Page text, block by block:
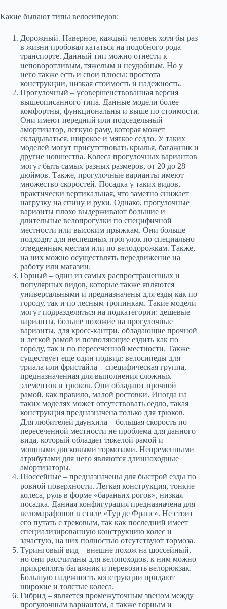
Какие бывают типы велосипедов:
Дорожный. Наверное, каждый человек хотя бы раз
в жизни пробовал кататься на подобного рода
транспорте. Данный тип можно отнести к
неповоротливым, тяжелым и неудобным. Но у
него также есть и свои плюсы: простота
конструкции, низкая стоимость и надежность.
Прогулочный – усовершенствованная версия
вышеописанного типа. Данные модели более
комфортны, функциональны и выше по стоимости.
Они имеют передний или подседельный
амортизатор, легкую раму, которая может
складываться, широкое и мягкое седло. У таких
моделей могут присутствовать крылья, багажник и
другие новшества. Колеса прогулочных вариантов
могут быть самых разных размеров, от 20 до 28
дюймов. Также, прогулочные варианты имеют
множество скоростей. Посадка у таких видов,
практически вертикальная, что заметно снижает
нагрузку на спину и руки. Однако, прогулочные
варианты плохо выдерживают большие и
длительные велопрогулки по специфичной
местности или высоким прыжкам. Они больше
подходят для неспешных прогулок по специально
отведенным местам или по велодорожкам. Также,
на них можно осуществлять передвижение на
работу или магазин.
Горный – один из самых распространенных и
популярных видов, которые также являются
универсальными и предназначены для езды как по
городу, так и по лесным тропинкам. Такие модели
могут подразделяться на подкатегории: дешевые
варианты, больше похожие на прогулочные
варианты, для кросс-кантри, обладающие прочной
и легкой рамой и позволяющие ездить как по
городу, так и по пересеченной местности. Также
существует еще один подвид: велосипеды для
триала или фристайла – специфическая группа,
предназначенная для выполнения сложных
элементов и трюков. Они обладают прочной
рамой, как правило, малой ростовки. Иногда на
таких моделях может отсутствовать седло, такая
конструкция предназначена только для трюков.
Для любителей даунхила – большая скорость по
пересеченной местности не проблема для данного
вида, который обладает тяжелой рамой и
мощными дисковыми тормозами. Непременными
атрибутами для него являются длинноходные
амортизаторы.
Шоссейные – предназначены для быстрой езды по
ровной поверхности. Легкая конструкция, тонкие
колеса, руль в форме «бараньих рогов», низкая
посадка. Данная конфигурация предназначена для
веломарафонов в стиле «Тур де Франс». Не стоит
его путать с трековым, так как последний имеет
специализированную конструкцию колес и
зачастую, на них полностью отсутствуют тормоза.
Туринговый вид – внешне похож на шоссейный,
но они рассчитаны для велопоходов, к ним можно
прикреплять багажник и перевозить велорюкзак.
Большую надежность конструкции придают
широкие и толстые колеса.
Гибрид – является промежуточным звеном между
прогулочным вариантом, а также горным и